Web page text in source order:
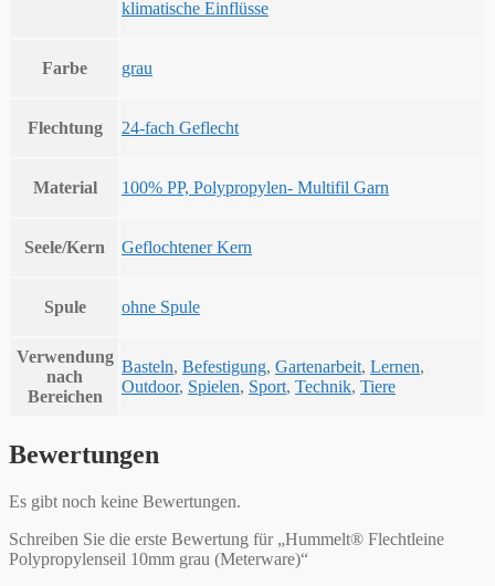
klimatische Einflüsse
Farbe grau
Flechtung 24-fach Geflecht
Material 100% PP, Polypropylen- Multifil Garn
Seele/Kern Geflochtener Kern
Spule ohne Spule
Verwendung
nach
Bereichen
Basteln, Befestigung, Gartenarbeit, Lernen,
Outdoor, Spielen, Sport, Technik, Tiere
Bewertungen
Es gibt noch keine Bewertungen.
Schreiben Sie die erste Bewertung für „Hummelt® Flechtleine
Polypropylenseil 10mm grau (Meterware)“